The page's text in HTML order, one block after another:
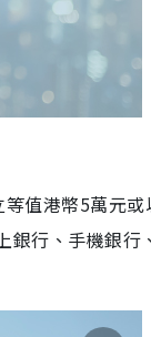
值港幣5萬元
行、手機銀